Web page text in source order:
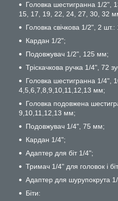
Головка шестигранна 1/2",
15, 17, 19, 22, 24, 27, 30, 32
Головка свічкова 1/2", 2
Кардан 1/2";
Подовжувач 1/2", 125 мм;
Тріскачкова ручка 1/4", 72
Головка шестигранна 1/4",
4,5,6,7,8,9,10,11,12,13 мм;
Головка подовжена
9,10,11,12,13 мм;
Подовжувач 1/4", 75 мм;
Кардан 1/4";
Адаптер для біт 1/4";
Тримач 1/4" для головок і
Адаптер для шурупокрута
Біти: